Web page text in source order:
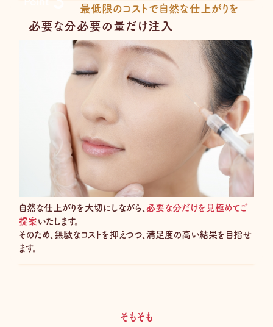
最低限のコストで自然な仕上がりを
必要な分必要の量だけ注入
自然な仕上がりを大切にしながら、 必要な分だけを見極めてご
提案 いたします。
そのため、無駄なコストを抑えつつ、満足度の高い結果を目指せ
ます。
そもそも